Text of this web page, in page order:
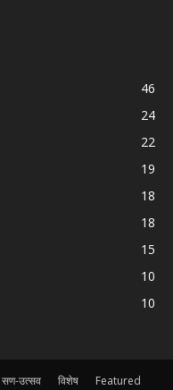
46
24
22
19
18
18
15
10
10
सण-उत्सव विशेष Featured